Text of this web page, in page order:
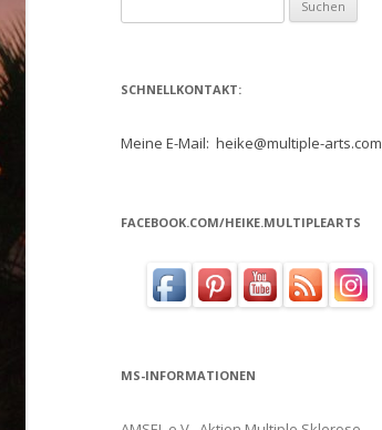
nach:
SCHNELLKONTAKT:
Meine E-Mail: heike@multiple-arts.com
FACEBOOK.COM/HEIKE.MULTIPLEARTS
MS-INFORMATIONEN